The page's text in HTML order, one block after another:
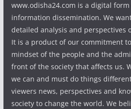
www.odisha24.com is a digital
information dissemination. We
detailed analysis and perspectives
It is a product of our commitment
mindset of the people and the
front of the society that affects us.
we can and must do things
viewers news, perspectives and
society to change the world. We